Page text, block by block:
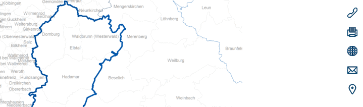
Pflegeberatung
Hilfs-Mittel-Verleih
Servicewohnen-Sonnenpark
Tages-Pflege